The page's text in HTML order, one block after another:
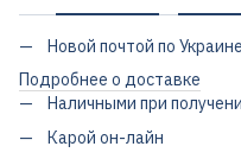
Новой почтой по
Подробнее о доставке
Наличными при
Карой он-лайн